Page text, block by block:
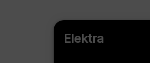
Elektra